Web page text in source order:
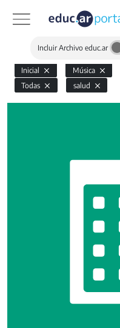
Incluir Archivo educ.ar
Inicial Música
Todas
salud